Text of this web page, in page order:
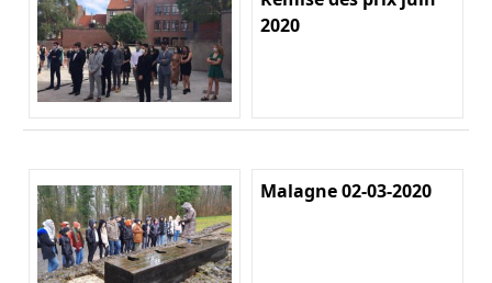
2020
Malagne 02-03-2020